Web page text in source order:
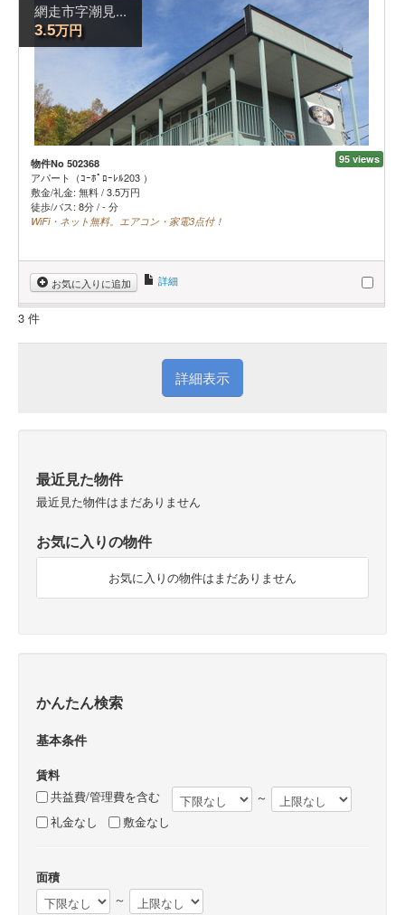
網走市字潮見...
3.5万円
95 views
物件No 502368
アパート（ｺｰﾎﾟﾛｰﾚﾙ203 ）
敷金/礼金: 無料/3.5万円
徒歩/バス: 8分 / - 分
WiFi・ネット無料。エアコン・家電3点付！
お気に入りに追加 詳細
3 件
詳細表示
最近見た物件
最近見た物件はまだありません
お気に入りの物件
お気に入りの物件はまだありません
かんたん検索
基本条件
賃料
～
共益費/管理費を含む
礼金なし
敷金なし
面積
～